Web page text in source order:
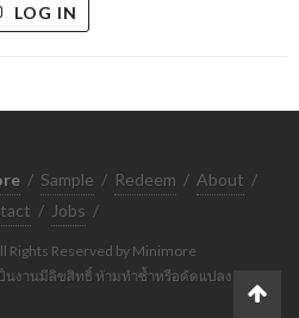
LOG IN
/ Sample / Redeem / About /
/ Jobs /
Rights Reserved by Minimore
นงานมีลิขสิทธิ์ ห้ามทำซ้ำหรือดัดแปลง